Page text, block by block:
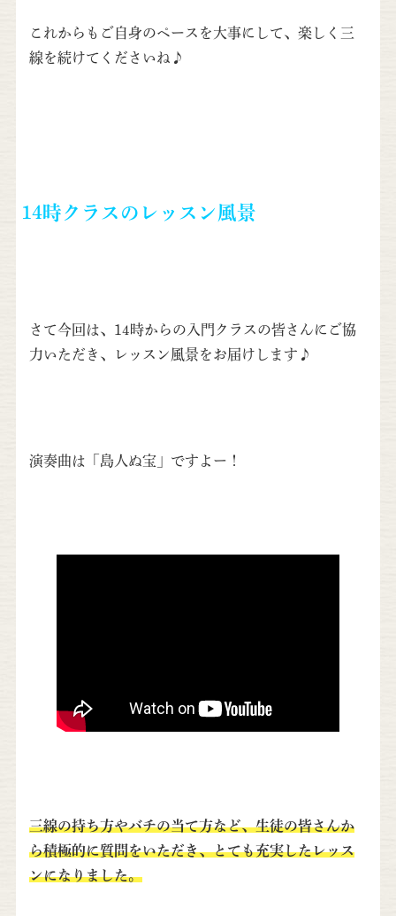
これからもご自身のペースを大事にして、楽しく三
線を続けてくださいね♪
14時クラスのレッスン風景
さて今回は、14時からの入門クラスの皆さんにご協
力いただき、レッスン風景をお届けします♪
演奏曲は「島人ぬ宝」ですよー！
三線の持ち方やバチの当て方など、生徒の皆さんか
ら積極的に質問をいただき、とても充実したレッス
ンになりました。